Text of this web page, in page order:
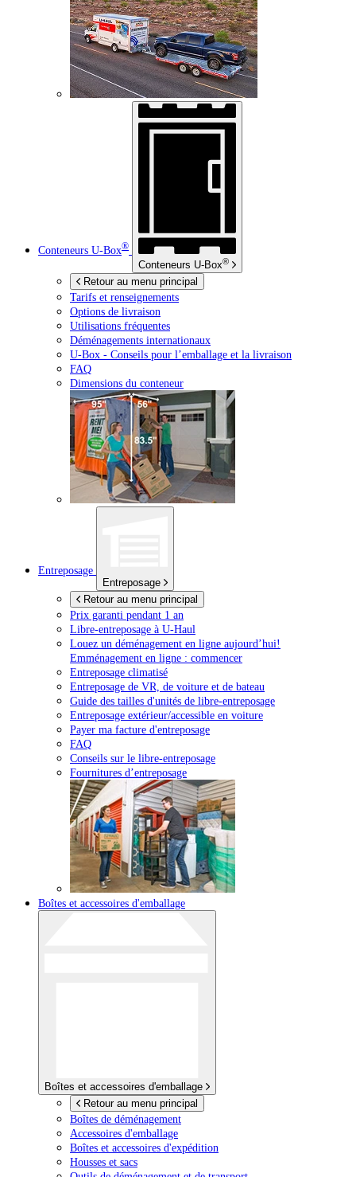
Conteneurs U-Box®
Conteneurs U-Box®
Retour au menu principal
Tarifs et renseignements
Options de livraison
Utilisations fréquentes
Déménagements internationaux
U-Box - Conseils pour l’emballage et la livraison
FAQ
Dimensions du conteneur
Entreposage
Entreposage
Retour au menu principal
Prix garanti pendant 1 an
Libre-entreposage à U-Haul
Louez un déménagement en ligne aujourd’hui!
Emménagement en ligne : commencer
Entreposage climatisé
Entreposage de VR, de voiture et de bateau
Guide des tailles d'unités de libre-entreposage
Entreposage extérieur/accessible en voiture
Payer ma facture d'entreposage
FAQ
Conseils sur le libre-entreposage
Fournitures d’entreposage
Boîtes et accessoires d'emballage
Boîtes et accessoires d'emballage
Retour au menu principal
Boîtes de déménagement
Accessoires d'emballage
Boîtes et accessoires d'expédition
Housses et sacs